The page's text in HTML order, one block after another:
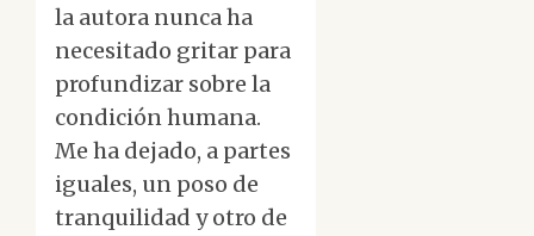
la autora nunca ha
necesitado gritar para
profundizar sobre la
condición humana.
Me ha dejado, a partes
iguales, un poso de
tranquilidad y otro de